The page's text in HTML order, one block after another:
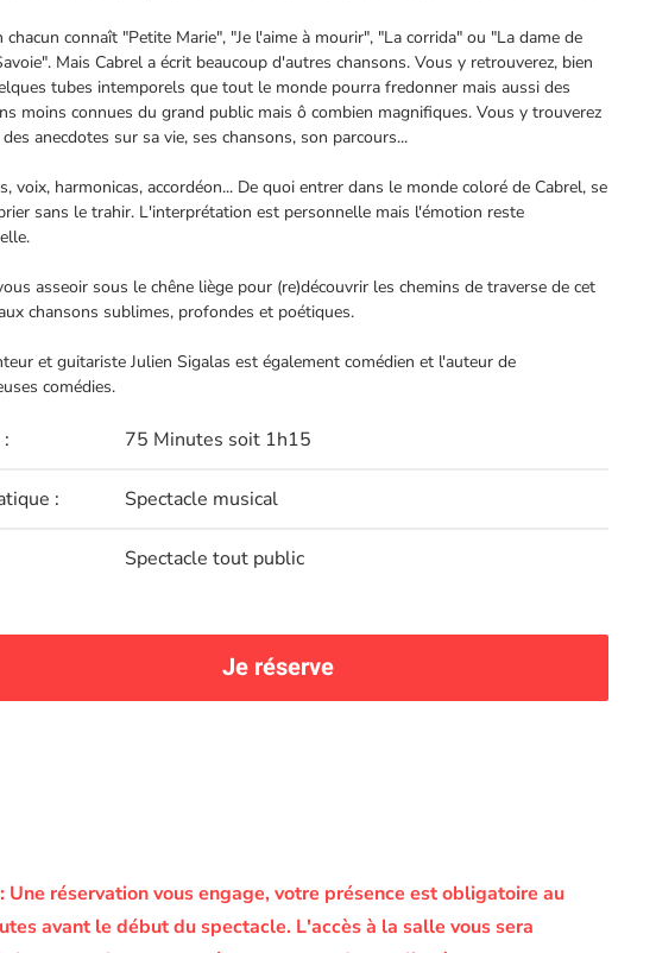
chacun connaît "Petite Marie", "Je l'aime à mourir", "La corrida" ou "La dame de
Mais Cabrel a écrit beaucoup d'autres chansons. Vous y retrouverez, bien
tubes intemporels que tout le monde pourra fredonner mais aussi des
moins connues du grand public mais ô combien magnifiques. Vous y trouverez
des anecdotes sur sa vie, ses chansons, son parcours...
voix, harmonicas, accordéon... De quoi entrer dans le monde coloré de Cabrel, se
sans le trahir. L'interprétation est personnelle mais l'émotion reste
asseoir sous le chêne liège pour (re)découvrir les chemins de traverse de cet
chansons sublimes, profondes et poétiques.
et guitariste Julien Sigalas est également comédien et l'auteur de
comédies.
75 Minutes soit 1h15
: Spectacle musical
Spectacle tout public
Je réserve
Une réservation vous engage, votre présence est obligatoire au
avant le début du spectacle. L'accès à la salle vous sera